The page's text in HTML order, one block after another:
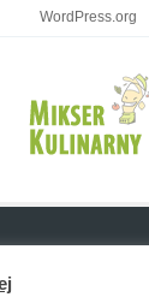
WordPress.org